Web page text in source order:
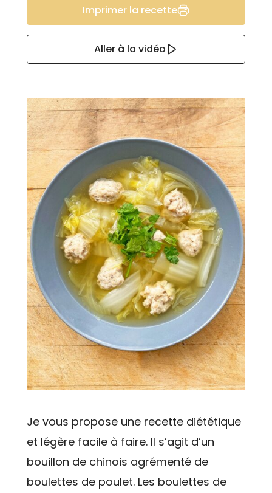
Imprimer la recette
Aller à la vidéo
Je vous propose une recette diététique
et légère facile à faire. Il s’agit d’un
bouillon de chinois agrémenté de
boulettes de poulet. Les boulettes de